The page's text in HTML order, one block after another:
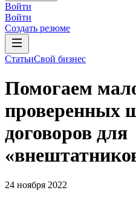
Войти
Войти
Создать резюме
СтатьиСвой бизнес
Помогаем
проверенных
договоров для
24 ноября 2022